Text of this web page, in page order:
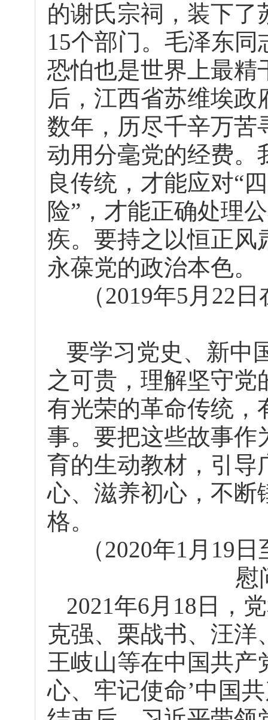
的谢氏宗祠，装下了
15个部门。毛泽东
恐怕也是世界上最精
后，江西省苏维埃
数年，历尽千辛万苦
动用分毫党的经费。
良传统，才能应对“
险”，才能正确处理
疾。要持之以恒正风
永葆党的政治本色。
（2019年5月22
要学习党史、新中
之可贵，理解坚守
有光荣的革命传统，
事。要把这些故事作
育的生动教材，引导
心、滋养初心，不断
格。
（2020年1月19
慰
2021年6月18日，
克强、栗战书、汪洋
王岐山等在中国共产
心、牢记使命’中国